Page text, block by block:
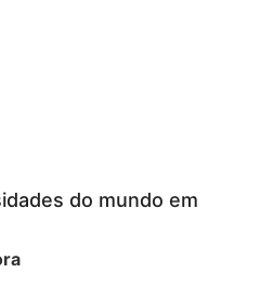
do mundo em